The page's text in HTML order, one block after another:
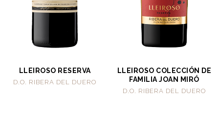
LLEIROSO RESERVA
D.O. RIBERA DEL DUERO
LLEIROSO COLECCIÓN DE
FAMILIA JOAN MIRÓ
D.O. RIBERA DEL DUERO